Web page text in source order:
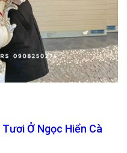
Ở Ngọc Hiển Cà